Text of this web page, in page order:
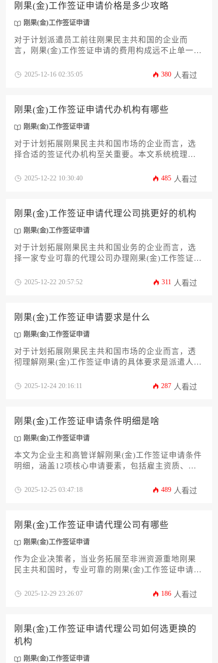
法律风险。
刚果(金)工作签证申请价格是多少攻略
刚果(金)工作签证申请
对于计划派遣员工前往刚果民主共和国的企业而
言，刚果(金)工作签证申请的费用构成远不止单一的
攻略，深入剖析从官方规费、第三方服务成本到隐
可能的代理费用，并提供实用的成本优化策略，旨
在帮助企业精准规划海外派遣预算，确保合规高效
地完成刚果(金)工作签证申请流程。
2025-12-16 02:35:05 380 人看过
刚果(金)工作签证申请代办机构有哪些
刚果(金)工作签证申请
对于计划拓展刚果民主共和国市场的企业而言，选
择合适的签证代办机构至关重要。本文系统梳理了
式、合规性保障及风险控制能力，并提供了科学的
2025-12-22 10:30:40 485 人看过
刚果(金)工作签证申请代理公司挑更好的机构
刚果(金)工作签证申请
对于计划拓展刚果民主共和国业务的企业而言，选
择一家专业可靠的代理公司办理刚果(金)工作签证申
企业决策者提供一套深度、实用的筛选指南，从机
正优质的合作伙伴，高效合规地完成外派员工的签
证办理，规避潜在风险，保障海外运营的稳定性。
2025-12-22 20:57:52 311 人看过
刚果(金)工作签证申请要求是什么
刚果(金)工作签证申请
对于计划拓展刚果民主共和国市场的企业而言，透
彻理解刚果(金)工作签证申请的具体要求是派遣人员
核、材料准备到递交审批的全流程核心要素，涵盖
管提供一套清晰、可操作的行动指南，确保海外项
目人力资源部署的合规性与高效率。
2025-12-24 20:16:11 287 人看过
刚果(金)工作签证申请条件明细是啥
刚果(金)工作签证申请
本文为企业主和高管详解刚果(金)工作签证申请条件
明细，涵盖12项核心申请要素，包括雇主资质、劳
合同规范、税务登记、签证类型选择、材料递交流
高效完成人员外派手续。
2025-12-25 03:47:18 489 人看过
刚果(金)工作签证申请代理公司有哪些
刚果(金)工作签证申请
作为企业决策者，当业务拓展至非洲资源重地刚果
民主共和国时，专业可靠的刚果(金)工作签证申请代
剖析如何筛选优质代理公司，从公司资质、行业经
效、合规地完成外派人员的签证办理，规避潜在法
律风险，确保海外团队快速到位。
2025-12-29 23:26:07 186 人看过
刚果(金)工作签证申请代理公司如何选更换的
机构
刚果(金)工作签证申请